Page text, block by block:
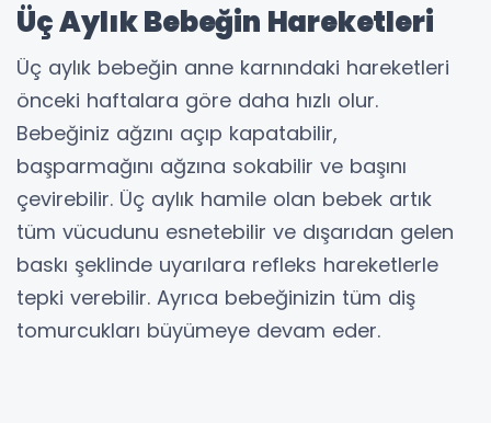
Üç Aylık Bebeğin Hareketleri
Üç aylık bebeğin anne karnındaki hareketleri
önceki haftalara göre daha hızlı olur.
Bebeğiniz ağzını açıp kapatabilir,
başparmağını ağzına sokabilir ve başını
çevirebilir. Üç aylık hamile olan bebek artık
tüm vücudunu esnetebilir ve dışarıdan gelen
baskı şeklinde uyarılara refleks hareketlerle
tepki verebilir. Ayrıca bebeğinizin tüm diş
tomurcukları büyümeye devam eder.